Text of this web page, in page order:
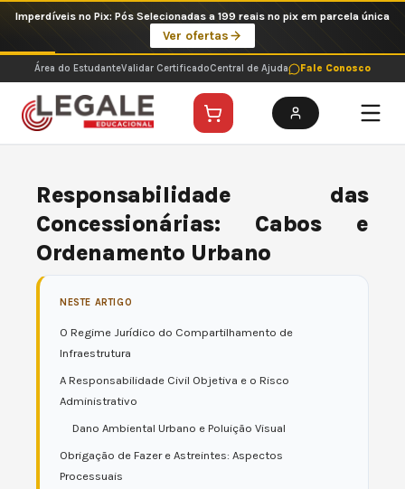
o
conteúdo
Imperdíveis no Pix: Pós Selecionadas a 199 reais no pix em parcela única
Ver ofertas
Área do EstudanteValidar CertificadoCentral de Ajuda Fale Conosco
Responsabilidade das
Concessionárias: Cabos e
Ordenamento Urbano
NESTE ARTIGO
O Regime Jurídico do Compartilhamento de
Infraestrutura
A Responsabilidade Civil Objetiva e o Risco
Administrativo
Dano Ambiental Urbano e Poluição Visual
Obrigação de Fazer e Astreintes: Aspectos
Processuais